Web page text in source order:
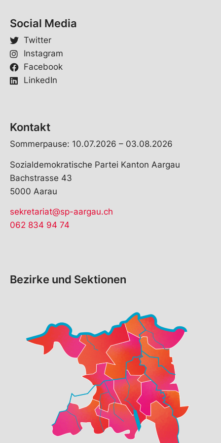
Social Media
Twitter
Instagram
Facebook
LinkedIn
Kontakt
Sommerpause: 10.07.2026 – 03.08.2026
Sozialdemokratische Partei Kanton Aargau
Bachstrasse 43
5000 Aarau
sekretariat@sp-aargau.ch
062 834 94 74
Bezirke und Sektionen